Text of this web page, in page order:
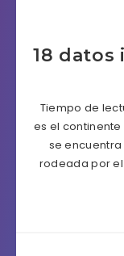
18 datos
Tiempo de
es el continente
se encuentra
rodeada por el